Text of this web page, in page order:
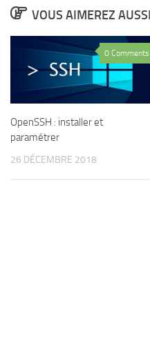
VOUS AIMEREZ
0 Comments
OpenSSH : installer et
paramétrer
26 DÉCEMBRE 2018